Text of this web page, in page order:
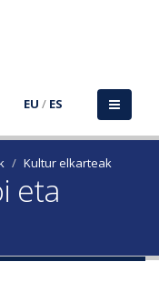
EU / ES
Kultur elkarteak
eta